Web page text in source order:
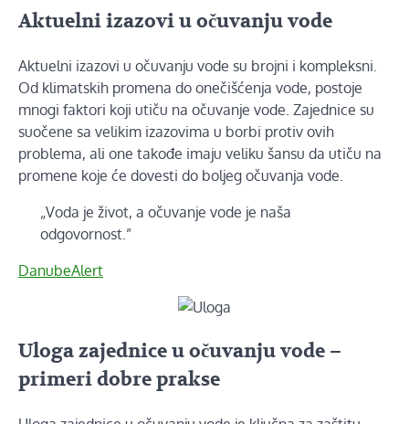
Aktuelni izazovi u očuvanju vode
Aktuelni izazovi u očuvanju vode su brojni i kompleksni.
Od klimatskih promena do onečišćenja vode, postoje
mnogi faktori koji utiču na očuvanje vode. Zajednice su
suočene sa velikim izazovima u borbi protiv ovih
problema, ali one takođe imaju veliku šansu da utiču na
promene koje će dovesti do boljeg očuvanja vode.
„Voda je život, a očuvanje vode je naša
odgovornost.”
DanubeAlert
Uloga zajednice u očuvanju vode –
primeri dobre prakse